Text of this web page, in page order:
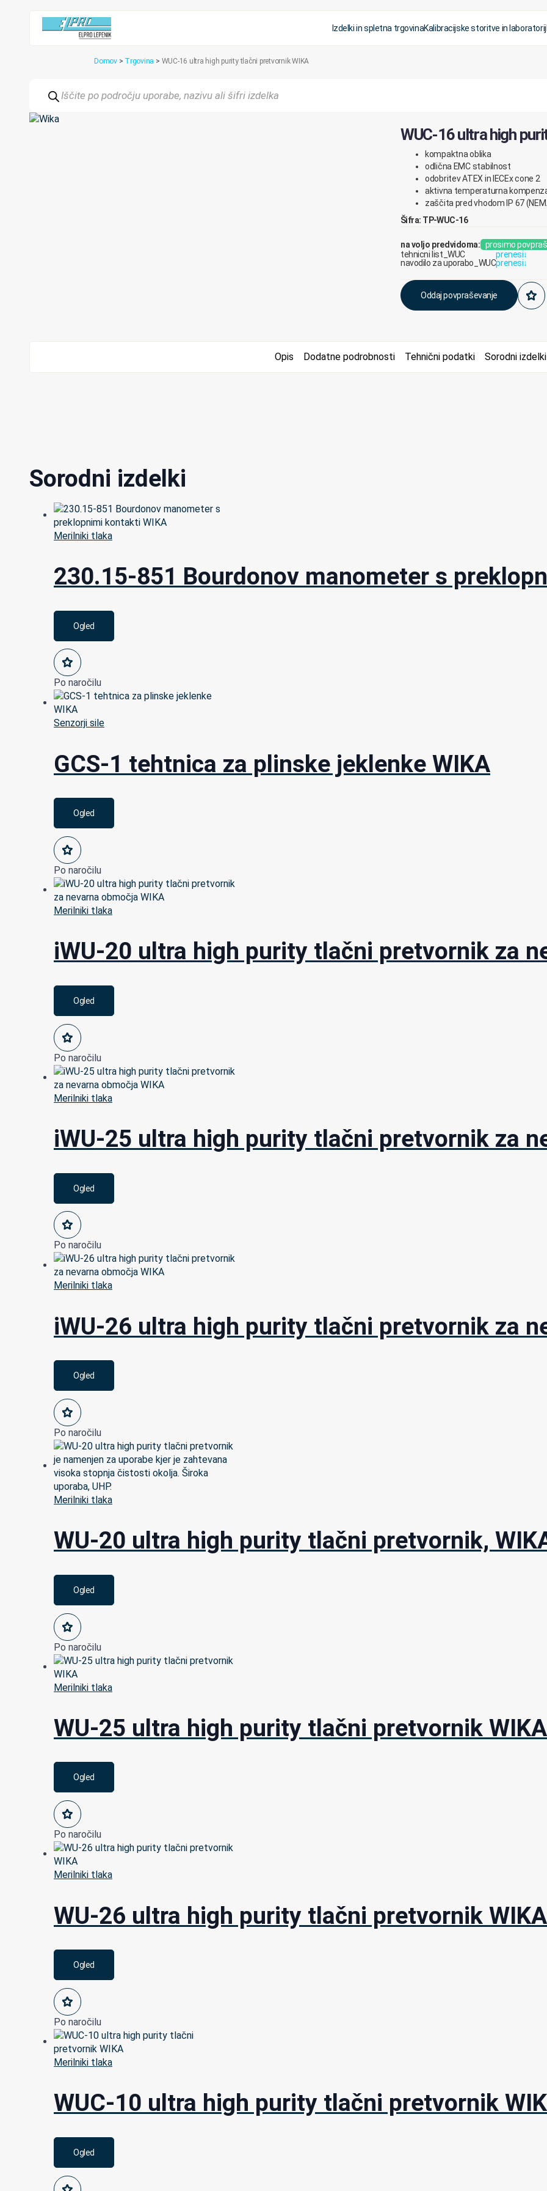
Izdelki in spletna trgovinaKalibracijske storitve in laboratorij
Domov > Trgovina > WUC-16 ultra high purity tlačni pretvornik WIKA
search
WUC-16 ultra high
kompaktna oblika
odlična EMC stabilnost
odobritev ATEX in IECEx cone 2
aktivna temperaturna
zaščita pred vhodom IP 67
Šifra: TP-WUC-16
na voljo predvidoma: prosimo
tehnicni list_WUC
prenesi↓
navodilo za uporabo_WUCprenesi↓
Oddaj povpraševanje
Opis Dodatne podrobnosti Tehnični podatki Sorodni izdelki
Sorodni izdelki
Merilniki tlaka
230.15-851 Bourdonov manometer s
Ogled
Po naročilu
Senzorji sile
GCS-1 tehtnica za plinske jeklenke WIKA
Ogled
Po naročilu
Merilniki tlaka
iWU-20 ultra high purity tlačni pretvornik za
Ogled
Po naročilu
Merilniki tlaka
iWU-25 ultra high purity tlačni pretvornik za
Ogled
Po naročilu
Merilniki tlaka
iWU-26 ultra high purity tlačni pretvornik za
Ogled
Po naročilu
Merilniki tlaka
WU-20 ultra high purity tlačni pretvornik,
Ogled
Po naročilu
Merilniki tlaka
WU-25 ultra high purity tlačni pretvornik WIKA
Ogled
Po naročilu
Merilniki tlaka
WU-26 ultra high purity tlačni pretvornik WIKA
Ogled
Po naročilu
Merilniki tlaka
WUC-10 ultra high purity tlačni pretvornik
Ogled